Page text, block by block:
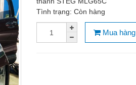
Tình trạng: Còn hàng
Mua hàng